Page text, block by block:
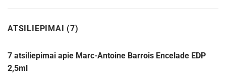
ATSILIEPIMAI (7)
7 atsiliepimai apie Marc-Antoine Barrois Encelade EDP
2,5ml